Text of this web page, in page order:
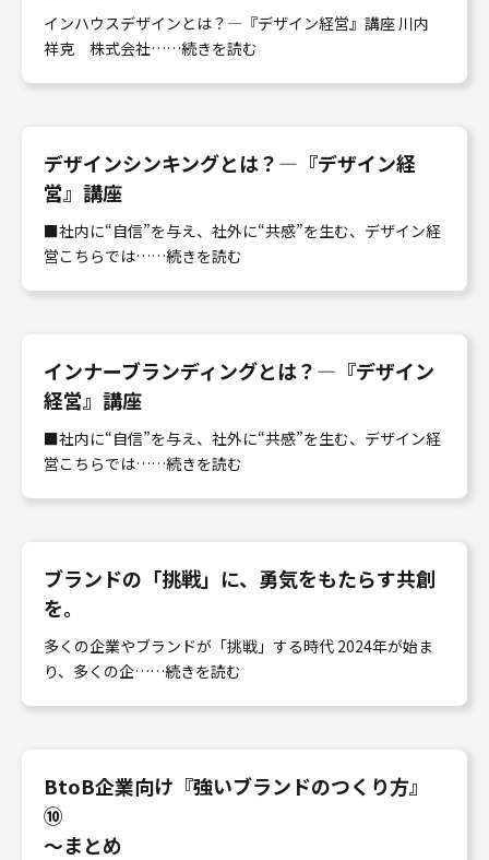
インハウスデザインとは？―『デザイン経営』講座 川内
祥克 株式会社……続きを読む
デザインシンキングとは？―『デザイン経
営』講座
■社内に“自信”を与え、社外に“共感”を生む、デザイン経
営こちらでは……続きを読む
インナーブランディングとは？―『デザイン
経営』講座
■社内に“自信”を与え、社外に“共感”を生む、デザイン経
営こちらでは……続きを読む
ブランドの「挑戦」に、勇気をもたらす共創
を。
多くの企業やブランドが「挑戦」する時代 2024年が始ま
り、多くの企……続きを読む
BtoB企業向け『強いブランドのつくり方』
⑩
〜まとめ